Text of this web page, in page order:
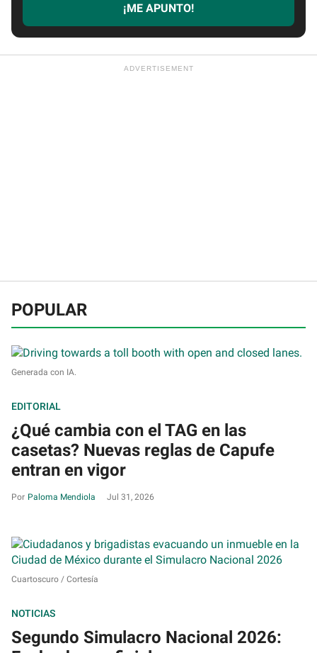
¡ME APUNTO!
POPULAR
Generada con IA.
EDITORIAL
¿Qué cambia con el TAG en las
casetas? Nuevas reglas de Capufe
entran en vigor
Paloma Mendiola Jul 31, 2026
Cuartoscuro / Cortesía
NOTICIAS
Segundo Simulacro Nacional 2026: